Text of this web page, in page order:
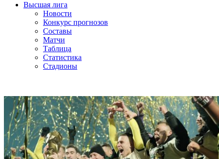
Высшая лига
Новости
Конкурс прогнозов
Составы
Матчи
Таблица
Статистика
Стадионы